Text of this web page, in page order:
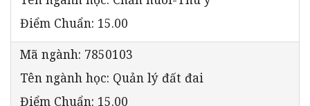
Điểm Chuẩn: 15.00
Mã ngành: 7850103
Tên ngành học: Quản lý đất đai
Điểm Chuẩn: 15.00